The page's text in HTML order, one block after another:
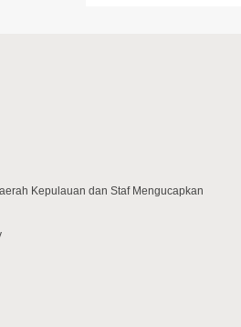
Kepulauan dan Staf Mengucapkan